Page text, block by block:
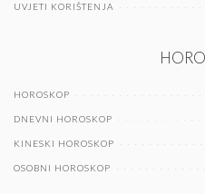
UVJETI KORIŠTENJA
HOROSKOP
DNEVNI HOROSKOP
KINESKI HOROSKOP
OSOBNI HOROSKOP